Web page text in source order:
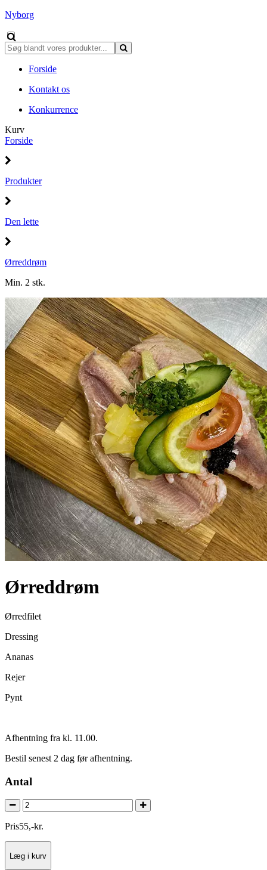
Nyborg
Forside
Kontakt os
Konkurrence
Kurv
Forside
Produkter
Den lette
Ørreddrøm
Min. 2 stk.
Ørreddrøm
Ørredfilet
Dressing
Ananas
Rejer
Pynt
Afhentning fra kl. 11.00.
Bestil senest 2 dag før afhentning.
Antal
Pris55,-kr.
Læg i kurv